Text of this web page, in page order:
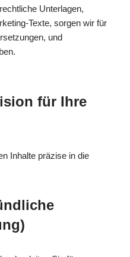
Unterlagen,
Texte, sorgen wir für
und
für Ihre
Inhalte präzise in die